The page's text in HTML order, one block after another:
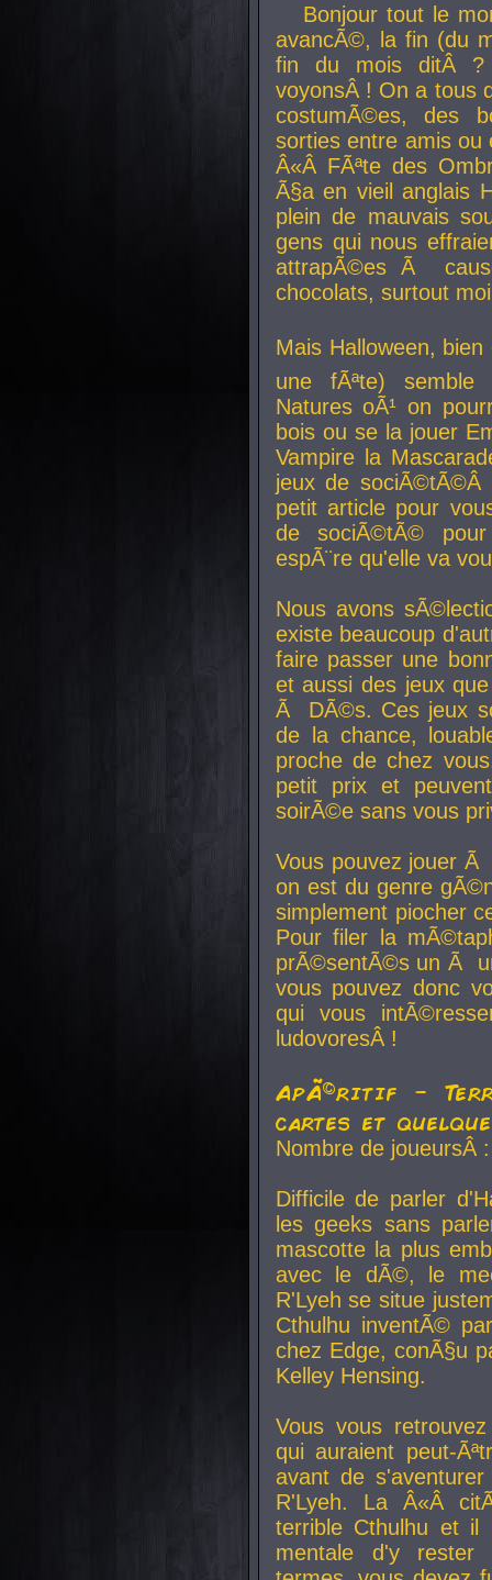
Bonjour tout le
avancÃ©, la fin (du
fin du mois ditÂ ?
voyonsÂ ! On a tous
costumÃ©es, des
sorties entre amis
Â«Â FÃªte des
Ã§a en vieil anglais
plein de mauvais
gens qui nous
attrapÃ©es Ã
chocolats, surtout
Mais Halloween, bien
une fÃªte) semble
Natures oÃ¹ on
bois ou se la jouer
Vampire la
jeux de
petit article pour
de sociÃ©tÃ©
espÃ¨re qu'elle va
Nous avons
existe beaucoup
faire passer une
et aussi des jeux
Ã DÃ©s. Ces jeux
de la chance,
proche de chez
petit prix et
soirÃ©e sans vous
Vous pouvez jouer
on est du genre
simplement piocher
Pour filer la
prÃ©sentÃ©s un Ã
vous pouvez donc
qui vous
ludovoresÂ !
ApÃ©ritif -
cartes et
Nombre de
Difficile de parler
les geeks sans
mascotte la plus
avec le dÃ©, le
R'Lyeh se situe
Cthulhu inventÃ©
chez Edge, conÃ§u
Kelley Hensing.
Vous vous
qui auraient peut-
avant de
R'Lyeh. La Â«Â
terrible Cthulhu et
mentale d'y rester